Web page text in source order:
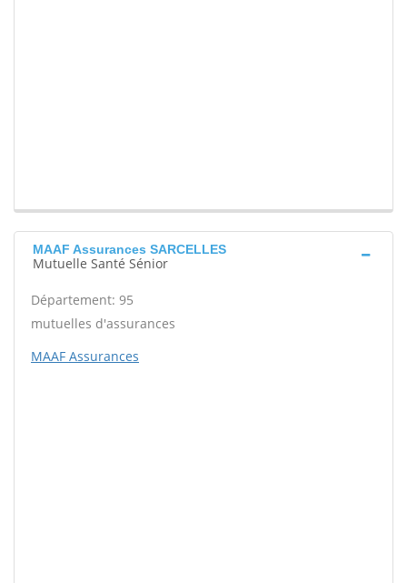
MAAF Assurances SARCELLES
Mutuelle Santé Sénior
Département: 95
mutuelles d'assurances
MAAF Assurances